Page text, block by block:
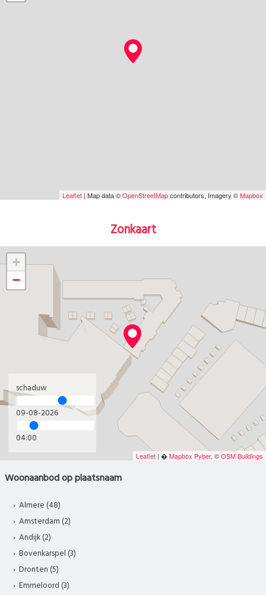
Leaflet | Map data ©OpenStreetMapcontributors, Imagery ©Mapbox
Zonkaart
+
−
Leaflet | �Mapbox Pyber, ©OSM Buildings
schaduw
09-08-2026
04:00
Woonaanbod op plaatsnaam
Almere (48)
Amsterdam (2)
Andijk (2)
Bovenkarspel (3)
Dronten (5)
Emmeloord (3)